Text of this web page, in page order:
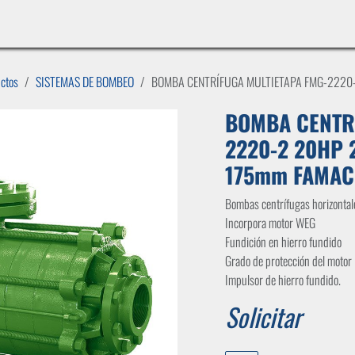
SISTEMAS DE BOMBEO BOMBA CENTRÍFUGA MULTIETAPA FMG-
BOMBA
2220-2 20HP
175mm FAMAC
Bombas centrífugas
Incorpora motor WEG
Fundición en hierro fundido
Grado de protección del
Impulsor de hierro fundido.
Solicitar